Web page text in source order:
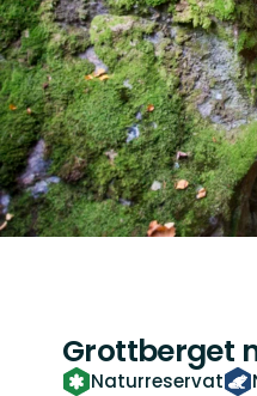
Grottberget
Naturreservat